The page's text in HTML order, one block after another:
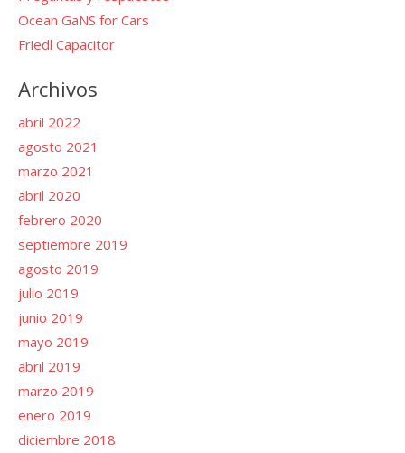
Ocean GaNS for Cars
Friedl Capacitor
Archivos
abril 2022
agosto 2021
marzo 2021
abril 2020
febrero 2020
septiembre 2019
agosto 2019
julio 2019
junio 2019
mayo 2019
abril 2019
marzo 2019
enero 2019
diciembre 2018